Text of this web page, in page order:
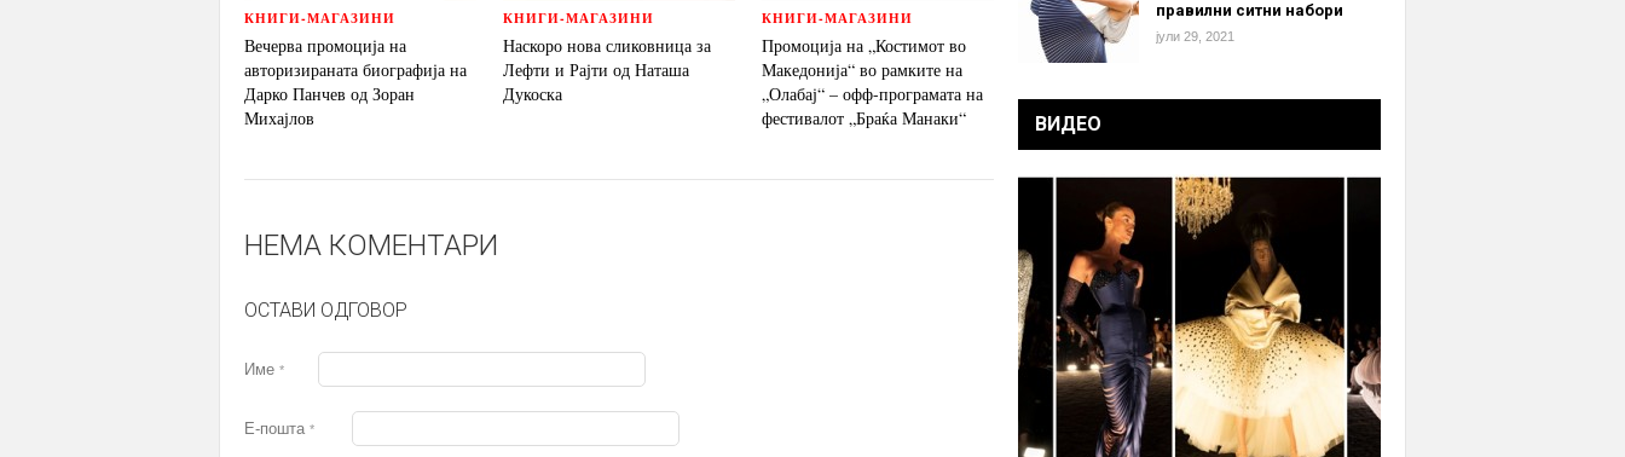
КНИГИ-МАГАЗИНИ
Вечерва промоција на
авторизираната биографија на
Дарко Панчев од Зоран
Михајлов
КНИГИ-МАГАЗИНИ
Наскоро нова сликовница за
Лефти и Рајти од Наташа
Дукоска
КНИГИ-МАГАЗИНИ
Промоција на „Костимот во
Македонија“ во рамките на
„Олабај“ – офф-програмата на
фестивалот „Браќа Манаки“
НЕМА КОМЕНТАРИ
ОСТАВИ ОДГОВОР
Име *
Е-пошта *
правилни ситни набори
јули 29, 2021
ВИДЕО